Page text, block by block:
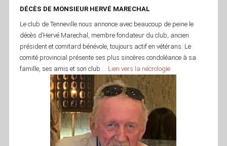
DÉCÈS DE MONSIEUR HERVÉ MARECHAL
Le club de Tenneville nous annonce avec beaucoup de peine le
décès d’Hervé Marechal, membre fondateur du club, ancien
président et comitard bénévole, toujours actif en vétérans. Le
comité provincial présente ses plus sincères condoléance à sa
famille, ses amis et son club … Lien vers la nécrologie